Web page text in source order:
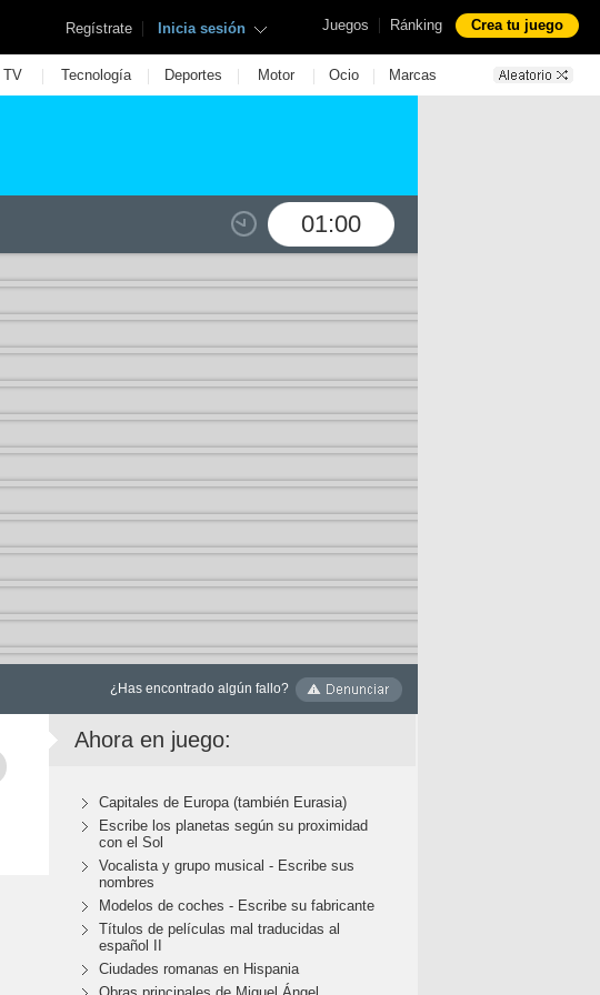
Juegos | Ránking Crea tu juego
Regístrate | Inicia sesión
TV | Tecnología | Deportes | Motor | Ocio | Marcas
01:00
¿Has encontrado algún fallo?
Ahora en juego:
Capitales de Europa (también Eurasia)
Escribe los planetas según su proximidad
con el Sol
Vocalista y grupo musical - Escribe sus
nombres
Modelos de coches - Escribe su fabricante
Títulos de películas mal traducidas al
español II
Ciudades romanas en Hispania